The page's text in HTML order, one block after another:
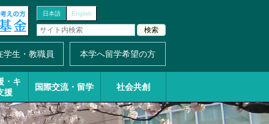
日本語 English
学生・教職員 本学へ留学希望の方
・ キ
援
国際交流・留学 社会共創